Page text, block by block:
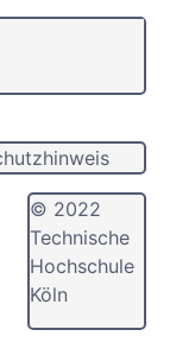
© 2022
Technische
Hochschule
Köln